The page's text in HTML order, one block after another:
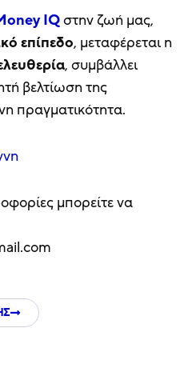
IQστην ζωή μας,
επίπεδο, μεταφέρεται η
, συμβάλλει
βελτίωση της
πραγματικότητα.
μπορείτε να